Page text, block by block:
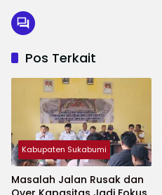
Pos Terkait
Kabupaten Sukabumi
Masalah Jalan Rusak dan